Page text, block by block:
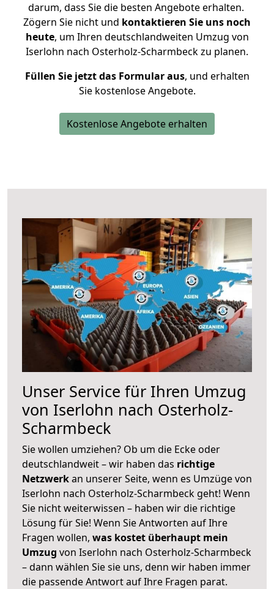
darum, dass Sie die besten Angebote erhalten.
Zögern Sie nicht und kontaktieren Sie uns noch
heute, um Ihren deutschlandweiten Umzug von
Iserlohn nach Osterholz-Scharmbeck zu planen.
Füllen Sie jetzt das Formular aus, und erhalten
Sie kostenlose Angebote.
Kostenlose Angebote erhalten
Unser Service für Ihren Umzug
von Iserlohn nach Osterholz-
Scharmbeck
Sie wollen umziehen? Ob um die Ecke oder
deutschlandweit – wir haben das richtige
Netzwerkan unserer Seite, wenn es Umzüge von
Iserlohn nach Osterholz-Scharmbeck geht! Wenn
Sie nicht weiterwissen – haben wir die richtige
Lösung für Sie! Wenn Sie Antworten auf Ihre
Fragen wollen, was kostet überhaupt mein
Umzug von Iserlohn nach Osterholz-Scharmbeck
– dann wählen Sie sie uns, denn wir haben immer
die passende Antwort auf Ihre Fragen parat.